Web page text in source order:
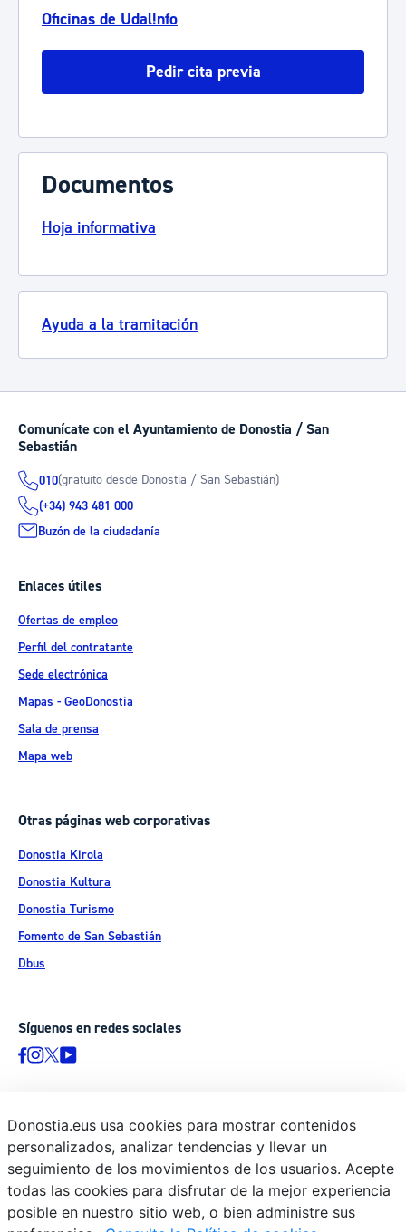
Oficinas de Udal!nfo
Pedir cita previa
Documentos
Hoja informativa
Ayuda a la tramitación
Comunícate con el Ayuntamiento de Donostia / San
Sebastián
010(gratuito desde Donostia / San Sebastián)
(+34) 943 481 000
Buzón de la ciudadanía
Enlaces útiles
Ofertas de empleo
Perfil del contratante
Sede electrónica
Mapas - GeoDonostia
Sala de prensa
Mapa web
Otras páginas web corporativas
Donostia Kirola
Donostia Kultura
Donostia Turismo
Fomento de San Sebastián
Dbus
Síguenos en redes sociales
© Donostiako Udala - Ayuntamiento de Donostia / San Sebastián
Ijentea 1, 20003 Donostia / San Sebastián
Aviso legal
Política de privacidad
Donostia.eus usa cookies para mostrar contenidos
personalizados, analizar tendencias y llevar un
seguimiento de los movimientos de los usuarios. Acepte
todas las cookies para disfrutar de la mejor experiencia
posible en nuestro sitio web, o bien administre sus